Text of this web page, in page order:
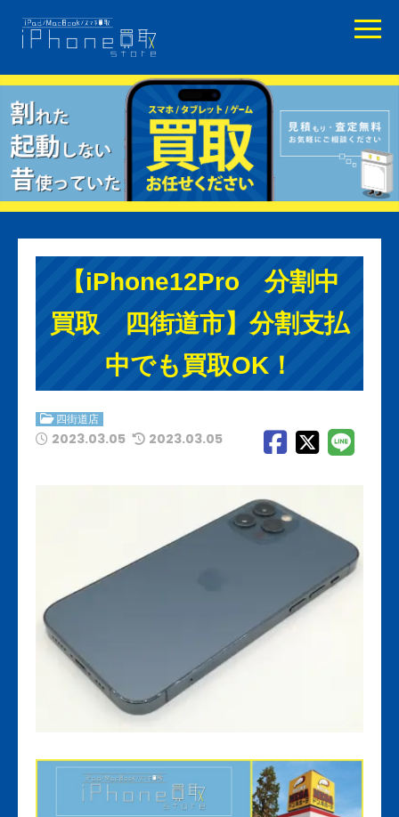
【iPhone12Pro 分割中
買取 四街道市】分割支払
中でも買取OK！
四街道店
2023.03.05 2023.03.05